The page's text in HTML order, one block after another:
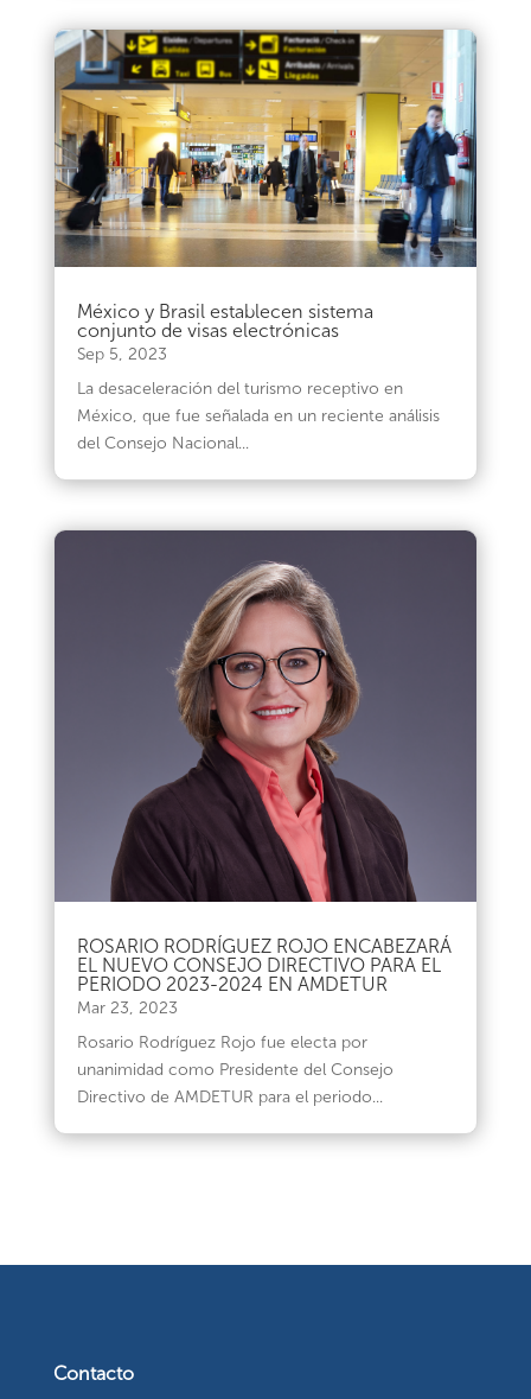
México y Brasil establecen sistema
conjunto de visas electrónicas
Sep 5, 2023
La desaceleración del turismo receptivo en
México, que fue señalada en un reciente análisis
del Consejo Nacional...
ROSARIO RODRÍGUEZ ROJO ENCABEZARÁ
EL NUEVO CONSEJO DIRECTIVO PARA EL
PERIODO 2023-2024 EN AMDETUR
Mar 23, 2023
Rosario Rodríguez Rojo fue electa por
unanimidad como Presidente del Consejo
Directivo de AMDETUR para el periodo...
Contacto